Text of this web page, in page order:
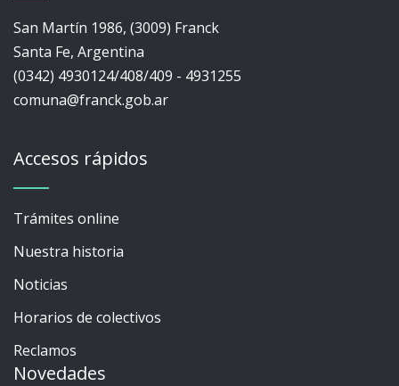
San Martín 1986, (3009) Franck
Santa Fe, Argentina
(0342) 4930124/408/409 - 4931255
comuna@franck.gob.ar
Accesos rápidos
Trámites online
Nuestra historia
Noticias
Horarios de colectivos
Reclamos
Novedades